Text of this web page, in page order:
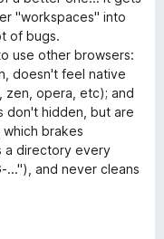
"workspaces" into
of bugs.
use other browsers:
doesn't feel native
zen, opera, etc); and
don't hidden, but are
brakes
a directory every
..."), and never cleans